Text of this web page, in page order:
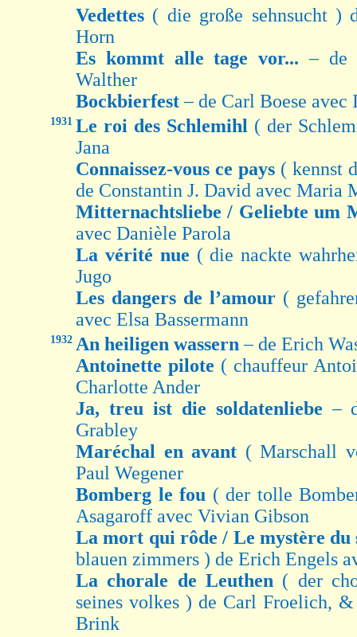
Vedettes ( die große sehnsucht )
Horn
Es kommt alle tage vor...– de
Walther
Bockbierfest– de Carl Boese avec
1931 Le roi des Schlemihl ( der
Jana
Connaissez-vous ce pays ( kennst
de Constantin J. David avec Maria
Mitternachtsliebe / Geliebte um
avec Danièle Parola
La vérité nue ( die nackte
Jugo
Les dangers de l’amour (
avec Elsa Bassermann
1932 An heiligen wassern– de Erich
Antoinette pilote ( chauffeur
Charlotte Ander
Ja, treu ist die soldatenliebe–
Grabley
Maréchal en avant ( Marschall
Paul Wegener
Bomberg le fou ( der tolle
Asagaroff avec Vivian Gibson
La mort qui rôde / Le mystère du
blauen zimmers ) de Erich Engels
La chorale de Leuthen ( der
seines volkes ) de Carl Froelich,
Brink